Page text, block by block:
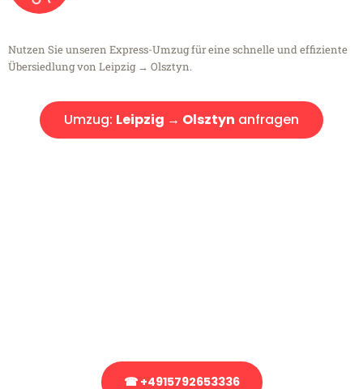
Nutzen Sie unseren Express-Umzug für eine schnelle und effiziente
Übersiedlung von Leipzig → Olsztyn.
Umzug: Leipzig → Olsztyn anfragen
☎ +4915792653336